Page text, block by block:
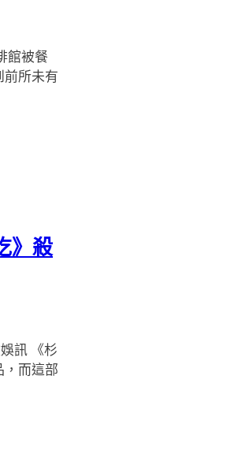
館被餐
前所未有
》殺
訊 《杉
，而這部